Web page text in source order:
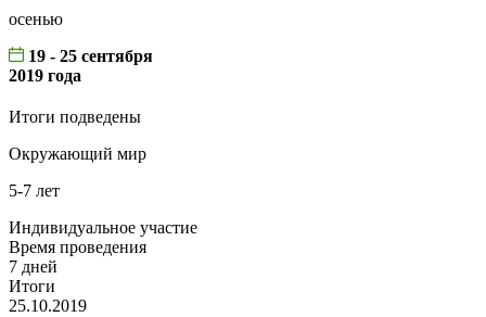
осенью
19 - 25 сентября
2019 года
Итоги подведены
Окружающий мир
5-7 лет
Индивидуальное участие
Время проведения
7 дней
Итоги
25.10.2019